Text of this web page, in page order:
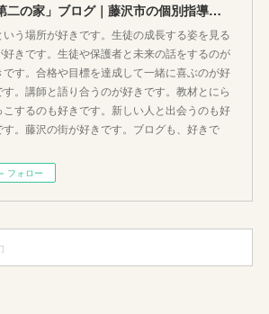
「第二の家」ブログ｜藤沢市の個別指導塾のお話
いう場所が好きです。生徒の成長する姿を見る
好きです。生徒や保護者と未来の話をするのが
です。合格や目標を達成して一緒に喜ぶのが好
す。講師と語り合うのが好きです。教材とにら
こするのも好きです。新しい人と出会うのも好
す。藤沢の街が好きです。ブログも、好きで
フォロー